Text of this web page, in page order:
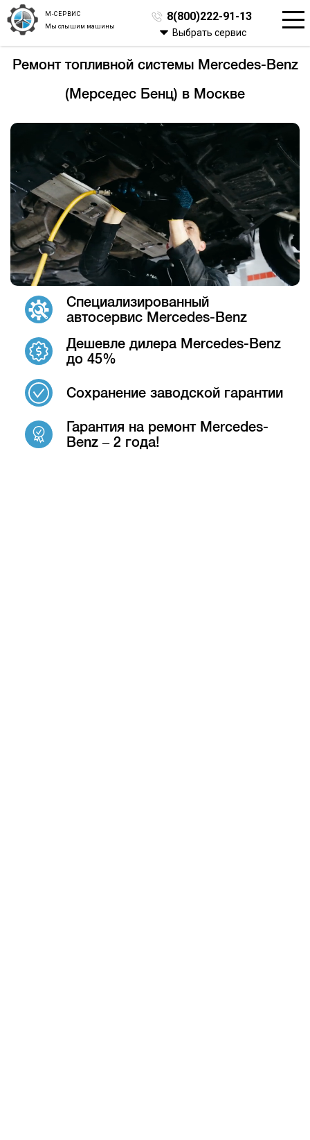
М-СЕРВИС
Мы слышим машины
8(800)222-91-13
Выбрать сервис
Ремонт топливной системы Mercedes-Benz
(Мерседес Бенц) в Москве
Специализированный
автосервис Mercedes-Benz
Дешевле дилера Mercedes-Benz
до 45%
Сохранение заводской гарантии
Гарантия на ремонт Mercedes-
Benz – 2 года!